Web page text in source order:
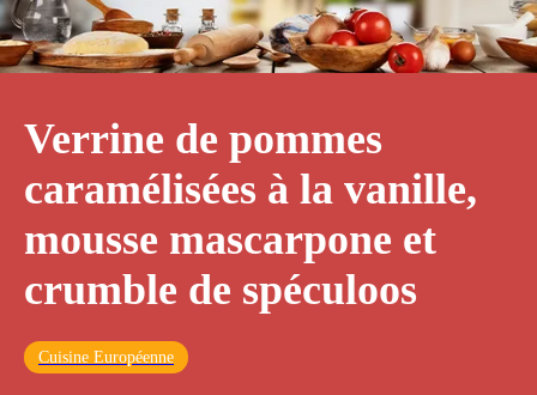
Verrine de pommes
caramélisées à la vanille,
mousse mascarpone et
crumble de spéculoos
Cuisine Européenne